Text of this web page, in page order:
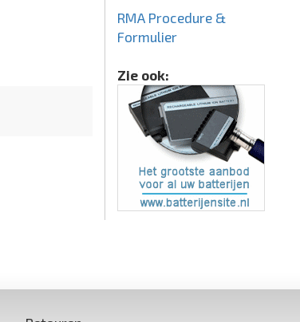
RMA Procedure &
Formulier
Zie ook: